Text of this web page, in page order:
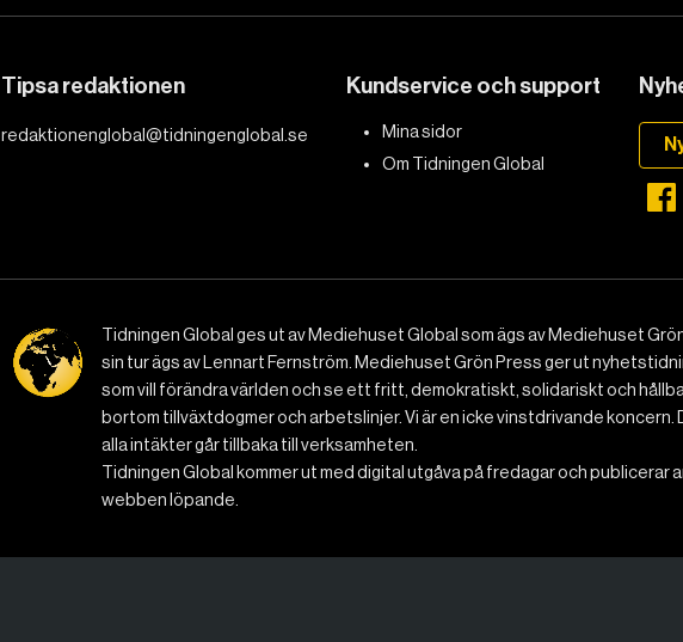
Tipsa redaktionen
redaktionenglobal@tidningenglobal.se
Kundservice och support
Mina sidor
Om Tidningen Global
Tidningen Global ges ut av Mediehuset Global som ägs av Mediehuset
sin tur ägs av Lennart Fernström. Mediehuset Grön Press ger ut
som vill förändra världen och se ett fritt, demokratiskt, solidariskt och
bortom tillväxtdogmer och arbetslinjer. Vi är en icke vinstdrivande koncern.
alla intäkter går tillbaka till verksamheten.
Tidningen Global kommer ut med digital utgåva på fredagar och publicerar
webben löpande.